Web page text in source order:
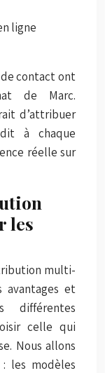
ligne
contact ont
de Marc.
d’attribuer
à chaque
réelle sur
les
multi-
avantages et
différentes
celle qui
Nous allons
les modèles